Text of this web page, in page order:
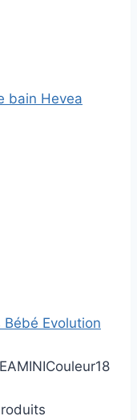
bain Hevea
Evolution
Couleur18